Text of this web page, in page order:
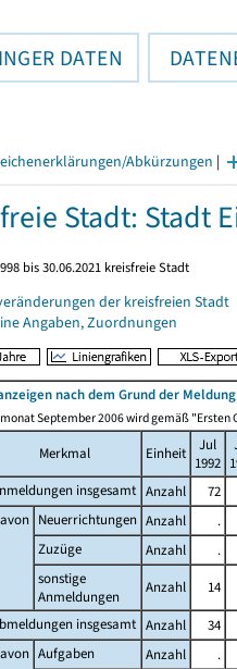
DATEN
Abkürzungen |
Stadt: Stadt
bis 30.06.2021 kreisfreie Stadt
der kreisfreien Stadt
Angaben, Zuordnungen
nach dem Grund der
September 2006 wird gemäß
Merkmal Einheit
Jul
1992
insgesamt Anzahl 72
Neuerrichtungen Anzahl .
Zuzüge
Anzahl .
sonstige
Anmeldungen
Anzahl 14
insgesamt Anzahl 34
Aufgaben Anzahl .